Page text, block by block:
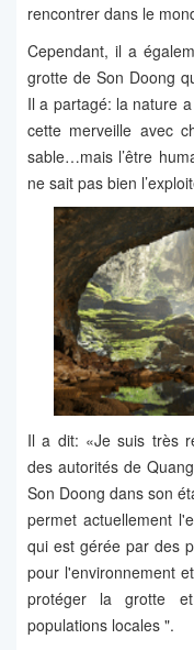
rencontrer dans le
Cependant, il a
grotte de Son Doong
Il a partagé: la nature
cette merveille avec
sable…mais l’être
ne sait pas bien
Il a dit: «Je suis très
des autorités de
Son Doong dans son
permet actuellement
qui est gérée par des
pour l'environnement
protéger la grotte
populations locales ".